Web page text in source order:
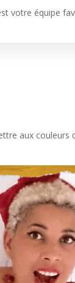
votre équipe
aux couleurs